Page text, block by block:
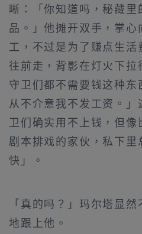
晰：「你知道吗，秘藏里
品。」他摊开双手，掌
工，不过是为了赚点生
往前走，背影在灯火下
守卫们都不需要钱这种东
从不介意我不发工资。
卫们确实用不上钱，但
剧本排戏的家伙，私下里
快」。
「真的吗？」玛尔塔显
地跟上他。